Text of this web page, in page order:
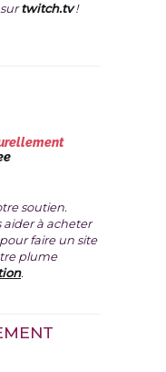
surtwitch.tv !
soutien.
à acheter
faire un site
plume
.